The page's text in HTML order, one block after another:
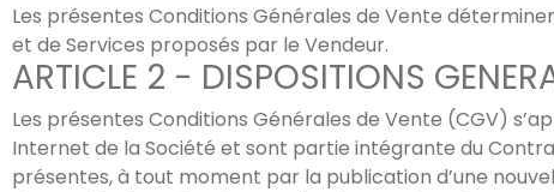
Les présentes Conditions Générales de Vente
et de Services proposés par le Vendeur.
ARTICLE 2 - DISPOSITIONS
Les présentes Conditions Générales de Vente (CGV)
Internet de la Société et sont partie intégrante du
présentes, à tout moment par la publication d’une